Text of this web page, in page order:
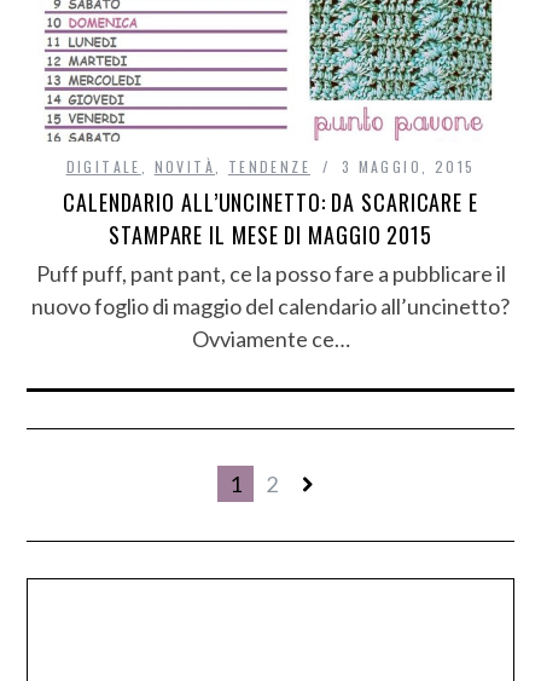
DIGITALE NOVITÀ TENDENZE 3 MAGGIO, 2015
CALENDARIO ALL’UNCINETTO: DA SCARICARE E
STAMPARE IL MESE DI MAGGIO 2015
Puff puff, pant pant, ce la posso fare a pubblicare il
nuovo foglio di maggio del calendario all’uncinetto?
Ovviamente ce…
1 2